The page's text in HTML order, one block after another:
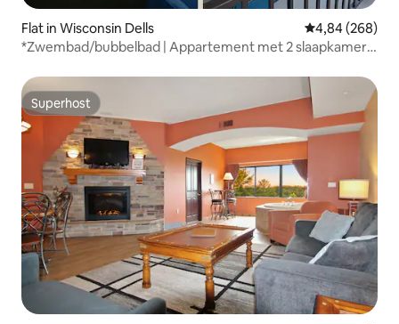
Flat in Wisconsin Dells Gemiddelde
4,84 (268)
*Zwembad/bubbelbad | Appartement met 2 slaapkamers
Superhost
Superhost